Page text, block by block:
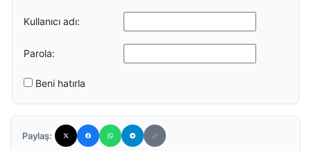
Kullanıcı adı:
Parola:
Beni hatırla
Paylaş: